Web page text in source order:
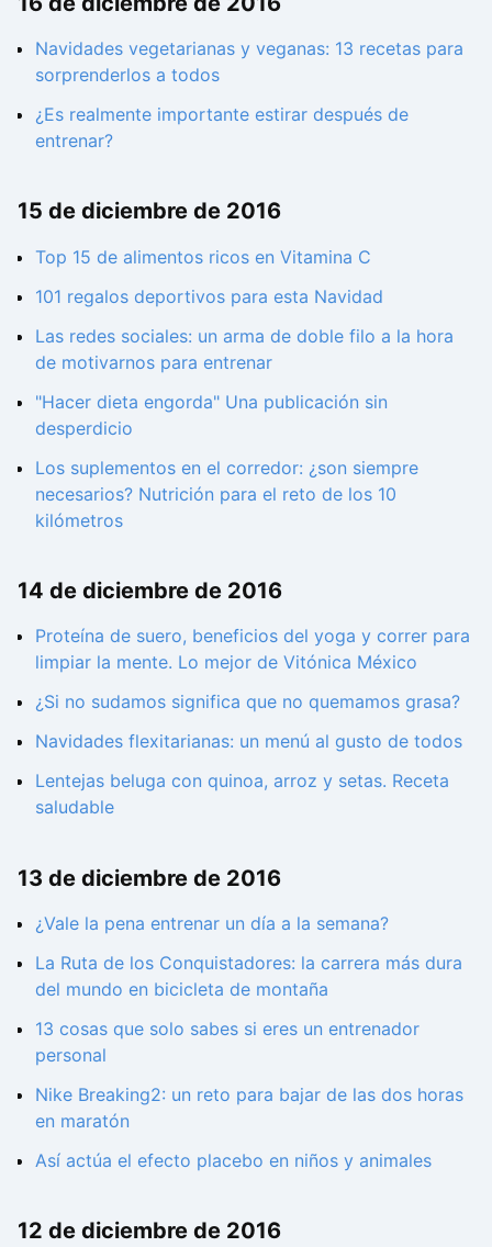
Navidades vegetarianas y veganas: 13 recetas para
sorprenderlos a todos
¿Es realmente importante estirar después de
entrenar?
15 de diciembre de 2016
Top 15 de alimentos ricos en Vitamina C
101 regalos deportivos para esta Navidad
Las redes sociales: un arma de doble filo a la hora
de motivarnos para entrenar
"Hacer dieta engorda" Una publicación sin
desperdicio
Los suplementos en el corredor: ¿son siempre
necesarios? Nutrición para el reto de los 10
kilómetros
14 de diciembre de 2016
Proteína de suero, beneficios del yoga y correr para
limpiar la mente. Lo mejor de Vitónica México
¿Si no sudamos significa que no quemamos grasa?
Navidades flexitarianas: un menú al gusto de todos
Lentejas beluga con quinoa, arroz y setas. Receta
saludable
13 de diciembre de 2016
¿Vale la pena entrenar un día a la semana?
La Ruta de los Conquistadores: la carrera más dura
del mundo en bicicleta de montaña
13 cosas que solo sabes si eres un entrenador
personal
Nike Breaking2: un reto para bajar de las dos horas
en maratón
Así actúa el efecto placebo en niños y animales
12 de diciembre de 2016